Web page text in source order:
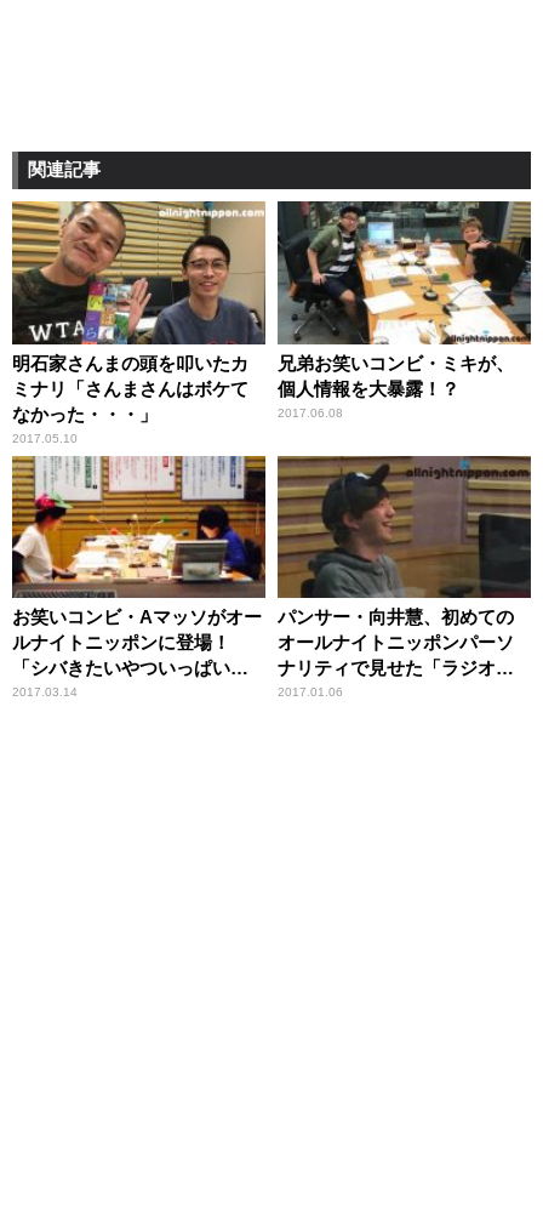
関連記事
明石家さんまの頭を叩いたカ
ミナリ「さんまさんはボケて
なかった・・・」
2017.05.10
兄弟お笑いコンビ・ミキが、
個人情報を大暴露！？
2017.06.08
お笑いコンビ・Aマッソがオー
ルナイトニッポンに登場！
「シバきたいやついっぱいい
る」
2017.03.14
パンサー・向井慧、初めての
オールナイトニッポンパーソ
ナリティで見せた「ラジオ
愛」
2017.01.06